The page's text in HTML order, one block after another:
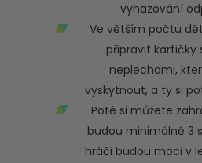
vyhazování
Ve větším počtu
připravit kartičky
neplechami,
vyskytnout, a ty si
Poté si můžete
budou minimálně 3
hráči budou moci v